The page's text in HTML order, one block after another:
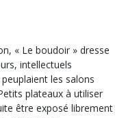
« Le boudoir » dresse
intellectuels
les salons
plateaux à utiliser
être exposé librement